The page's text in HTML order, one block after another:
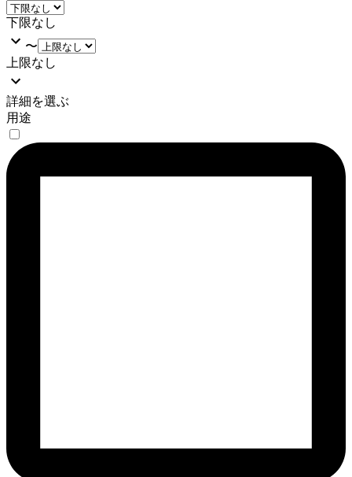
下限なし
〜
上限なし
詳細を選ぶ
用途